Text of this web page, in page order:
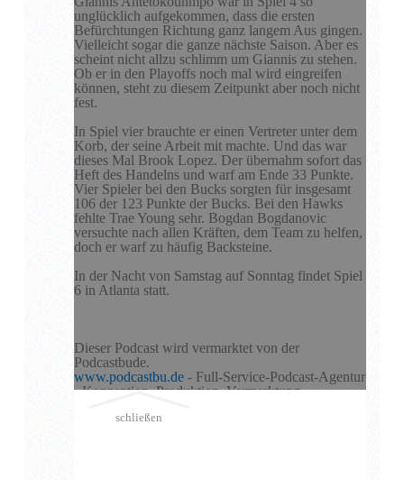
unglücklich aufgekommen, dass die ersten
Befürchtungen Richtung ganz langem Aus gingen.
Vielleicht sogar die ganze nächste Saison. Aber es
scheint nicht allzu schlimm um Giannis zu stehen.
Ob er in den Playoffs noch mal wird eingreifen
können, steht zu diesem Zeitpunkt aber noch nicht
fest.
In Spiel vier brauchte er einen Vertreter unter dem
Korb, der seine Arbeit mit machte. Und das war
dieses Mal Brook Lopez. Der übernahm sofort das
Heft des Handelns und warf am Ende 33 Punkte.
Vier Spieler bei den Bucks sorgten für insgesamt
106 der 123 Punkte der Bucks. Bei den Hawks
fehlte Trae Young sehr. Bogdan Bogdanovic
versuchte nach allen Kräften, dem Team zu helfen,
doch er warf zu häufig Backsteine.
In der Nacht von Samstag auf Sonntag findet Spiel
6 in Atlanta statt.
Dieser Podcast wird vermarktet von der
Podcastbude.
www.podcastbu.de - Full-Service-Podcast-Agentur
- Konzeption, Produktion, Vermarktung,
schließen